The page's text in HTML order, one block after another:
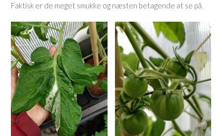
Faktisk er de meget smukke og næsten betagende at se på.